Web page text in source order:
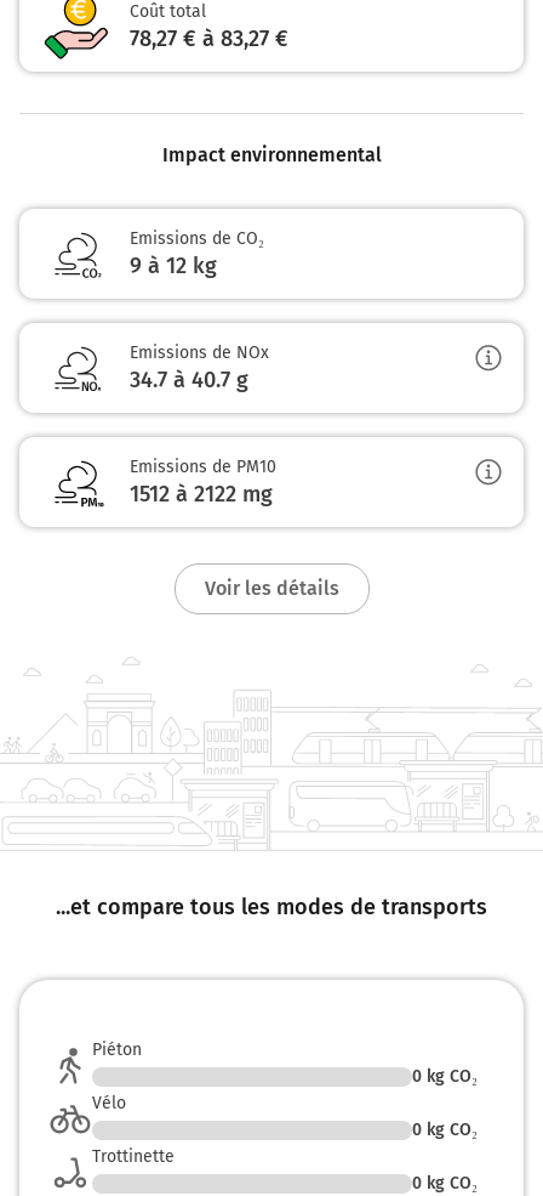
Coût total
78,27 € à 83,27 €
Impact environnemental
Emissions de CO₂
9 à 12 kg
Emissions de NOx
34.7 à 40.7 g
Emissions de PM10
1512 à 2122 mg
Voir les détails
...et compare tous les modes de transports
Piéton
0 kg CO₂
Vélo
0 kg CO₂
Trottinette
0 kg CO₂